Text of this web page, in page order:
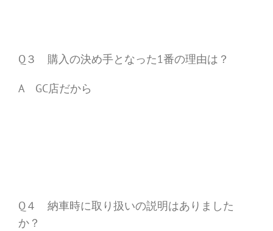
Q３ 購入の決め手となった1番の理由は？
A GC店だから
Q４ 納車時に取り扱いの説明はありました
か？